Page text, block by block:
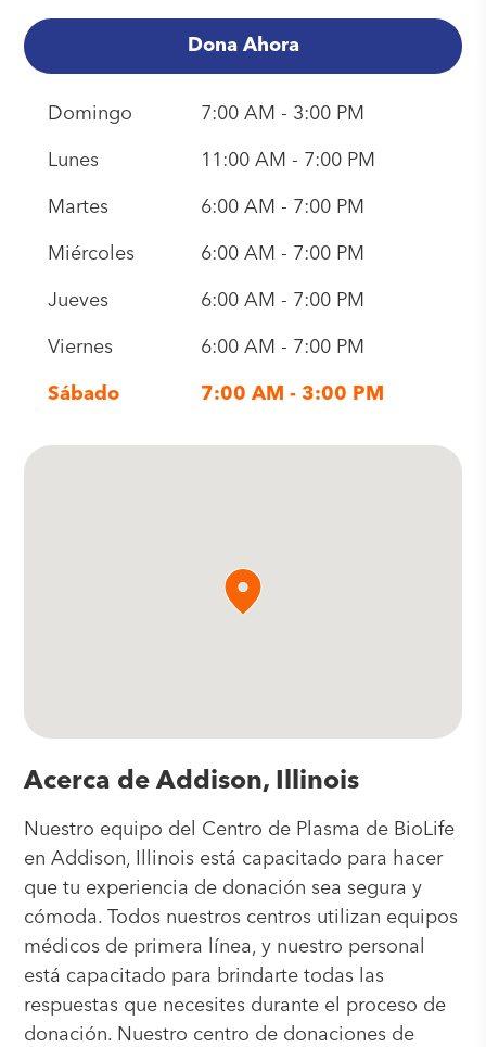
Dona Ahora
Domingo 7:00 AM - 3:00 PM
Lunes 11:00 AM - 7:00 PM
Martes 6:00 AM - 7:00 PM
Miércoles 6:00 AM - 7:00 PM
Jueves 6:00 AM - 7:00 PM
Viernes 6:00 AM - 7:00 PM
Sábado 7:00 AM - 3:00 PM
Acerca de Addison, Illinois
Nuestro equipo del Centro de Plasma de BioLife
en Addison, Illinois está capacitado para hacer
que tu experiencia de donación sea segura y
cómoda. Todos nuestros centros utilizan equipos
médicos de primera línea, y nuestro personal
está capacitado para brindarte todas las
respuestas que necesites durante el proceso de
donación. Nuestro centro de donaciones de